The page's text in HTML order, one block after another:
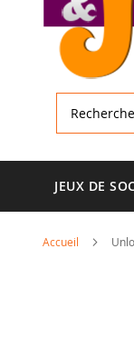
JEUX DE
Accueil